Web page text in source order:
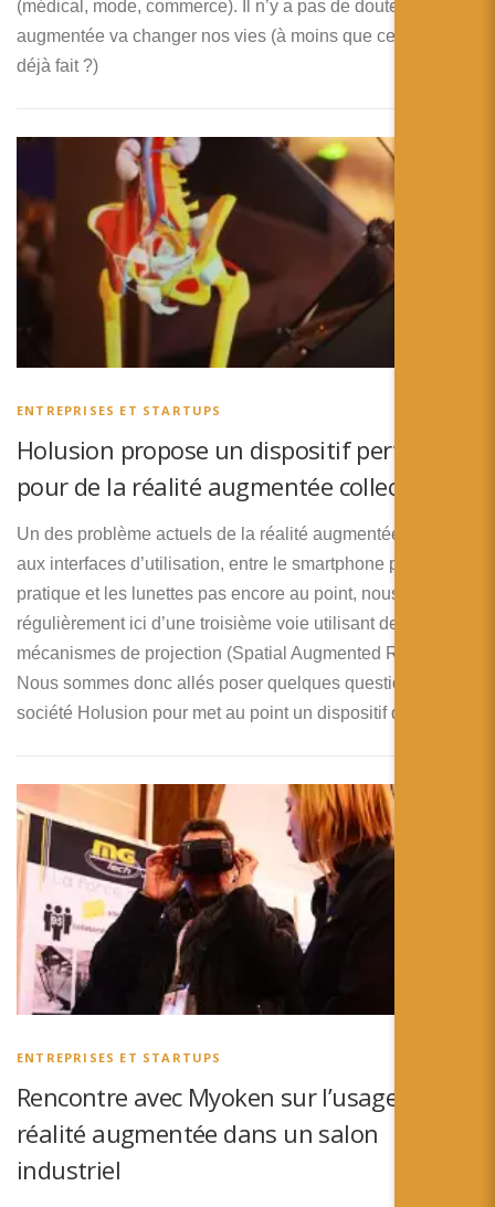
(médical, mode, commerce). Il n’y a pas de doute, la réalité
augmentée va changer nos vies (à moins que ce ne soit
déjà fait ?)
ENTREPRISES ET STARTUPS
Holusion propose un dispositif pertinent
pour de la réalité augmentée collective
Un des problème actuels de la réalité augmentée reste lié
aux interfaces d’utilisation, entre le smartphone peu
pratique et les lunettes pas encore au point, nous parlons
régulièrement ici d’une troisième voie utilisant des
mécanismes de projection (Spatial Augmented Reality).
Nous sommes donc allés poser quelques questions à la
société Holusion pour met au point un dispositif de ce type.
ENTREPRISES ET STARTUPS
Rencontre avec Myoken sur l’usage de la
réalité augmentée dans un salon
industriel